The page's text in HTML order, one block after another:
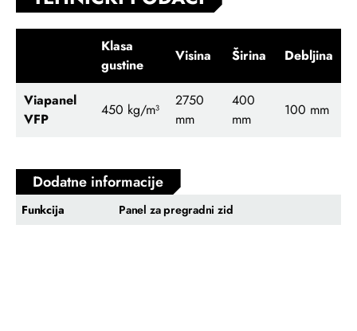
Klasa
gustine
Visina Širina Debljina
Viapanel
VFP
450 kg/m³
2750
mm
400
mm
100 mm
Dodatne informacije
Funkcija Panel za pregradni zid